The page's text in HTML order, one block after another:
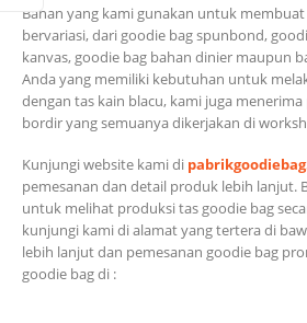
Bahan yang kami gunakan untuk
bervariasi, dari goodie bag spunbond,
kanvas, goodie bag bahan dinier maupun
Anda yang memiliki kebutuhan untuk
dengan tas kain blacu, kami juga
bordir yang semuanya dikerjakan di
Kunjungi website kami di
pemesanan dan detail produk lebih lanjut.
untuk melihat produksi tas goodie bag
kunjungi kami di alamat yang tertera di
lebih lanjut dan pemesanan goodie bag
goodie bag di :